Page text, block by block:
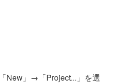
New」→「Project...」を選